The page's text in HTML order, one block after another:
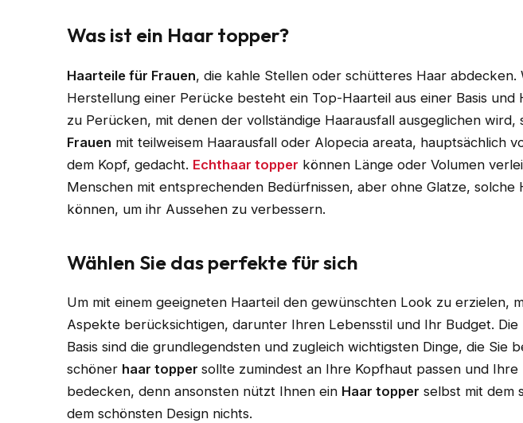
Was ist ein Haar topper?
Haarteile für Frauen, die kahle Stellen oder schütteres Haar abdecken.
Herstellung einer Perücke besteht ein Top-Haarteil aus einer Basis und
zu Perücken, mit denen der vollständige Haarausfall ausgeglichen wird,
Frauen mit teilweisem Haarausfall oder Alopecia areata, hauptsächlich
dem Kopf, gedacht. Echthaar topper können Länge oder Volumen
Menschen mit entsprechenden Bedürfnissen, aber ohne Glatze, solche
können, um ihr Aussehen zu verbessern.
Wählen Sie das perfekte für sich
Um mit einem geeigneten Haarteil den gewünschten Look zu erzielen,
Aspekte berücksichtigen, darunter Ihren Lebensstil und Ihr Budget. Die
Basis sind die grundlegendsten und zugleich wichtigsten Dinge, die Sie
schöner haar toppersollte zumindest an Ihre Kopfhaut passen und
bedecken, denn ansonsten nützt Ihnen ein Haar topper selbst mit dem
dem schönsten Design nichts.